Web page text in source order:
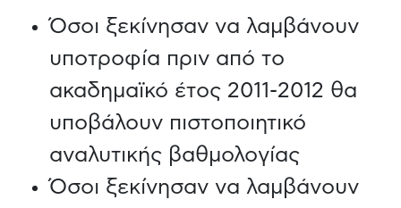
Όσοι ξεκίνησαν να λαμβάνουν
υποτροφία πριν από το
ακαδημαϊκό έτος 2011-2012 θα
υποβάλουν πιστοποιητικό
αναλυτικής βαθμολογίας
Όσοι ξεκίνησαν να λαμβάνουν